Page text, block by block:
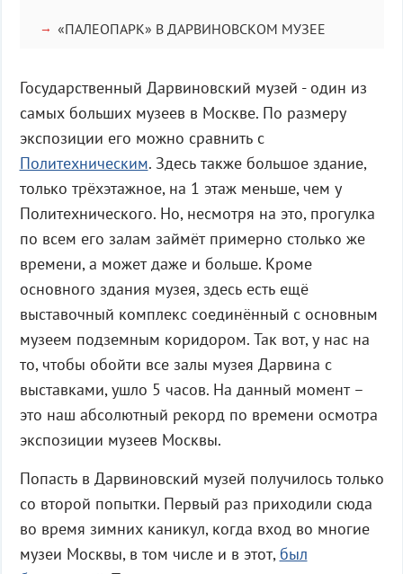
«ПАЛЕОПАРК» В ДАРВИНОВСКОМ МУЗЕЕ
Государственный Дарвиновский музей - один из
самых больших музеев в Москве. По размеру
экспозиции его можно сравнить с
Политехническим. Здесь также большое здание,
только трёхэтажное, на 1 этаж меньше, чем у
Политехнического. Но, несмотря на это, прогулка
по всем его залам займёт примерно столько же
времени, а может даже и больше. Кроме
основного здания музея, здесь есть ещё
выставочный комплекс соединённый с основным
музеем подземным коридором. Так вот, у нас на
то, чтобы обойти все залы музея Дарвина с
выставками, ушло 5 часов. На данный момент –
это наш абсолютный рекорд по времени осмотра
экспозиции музеев Москвы.
Попасть в Дарвиновский музей получилось только
со второй попытки. Первый раз приходили сюда
во время зимних каникул, когда вход во многие
музеи Москвы, в том числе и в этот,был